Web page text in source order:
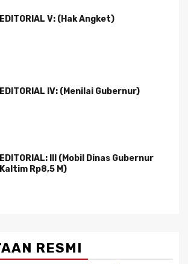
EDITORIAL V: (Hak Angket)
EDITORIAL IV: (Menilai Gubernur)
EDITORIAL: III (Mobil Dinas Gubernur
Kaltim Rp8,5 M)
RESMI